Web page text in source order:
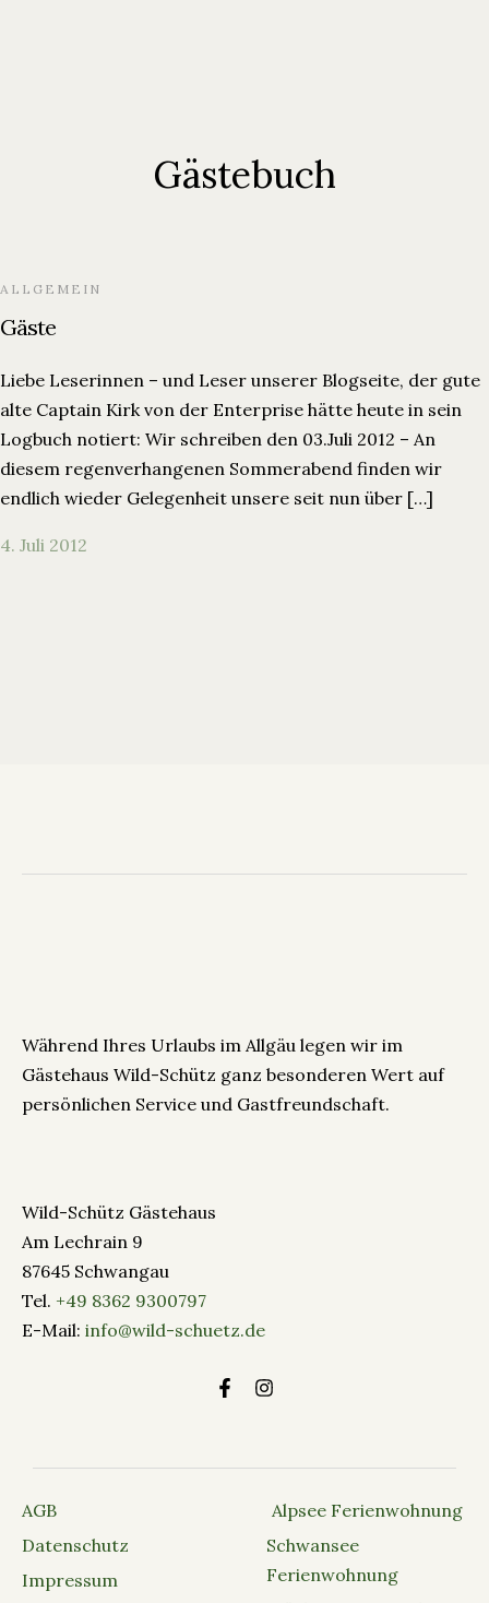
Gästebuch
ALLGEMEIN
Gäste
Liebe Leserinnen – und Leser unserer Blogseite, der gute
alte Captain Kirk von der Enterprise hätte heute in sein
Logbuch notiert: Wir schreiben den 03.Juli 2012 – An
diesem regenverhangenen Sommerabend finden wir
endlich wieder Gelegenheit unsere seit nun über […]
4. Juli 2012
Während Ihres Urlaubs im Allgäu legen wir im
Gästehaus Wild-Schütz ganz besonderen Wert auf
persönlichen Service und Gastfreundschaft.
Wild-Schütz Gästehaus
Am Lechrain 9
87645 Schwangau
Tel. +49 8362 9300797
E-Mail: info@wild-schuetz.de
AGB
Datenschutz
Impressum
Alpsee Ferienwohnung
Schwansee
Ferienwohnung